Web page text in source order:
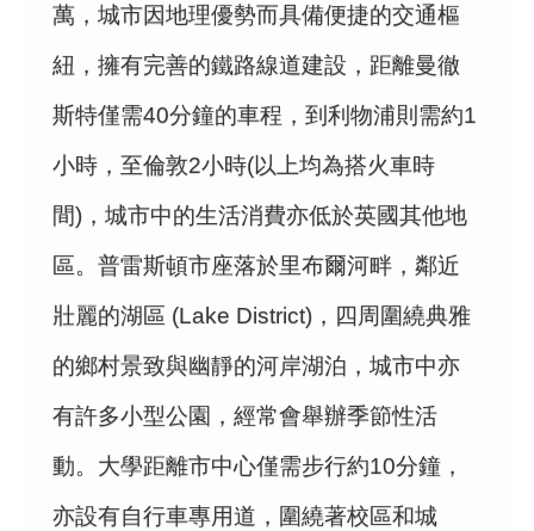
萬，城市因地理優勢而具備便捷的交通樞
紐，擁有完善的鐵路線道建設，距離曼徹
斯特僅需40分鐘的車程，到利物浦則需約1
小時，至倫敦2小時(以上均為搭火車時
間)，城市中的生活消費亦低於英國其他地
區。普雷斯頓市座落於里布爾河畔，鄰近
壯麗的湖區 (Lake District)，四周圍繞典雅
的鄉村景致與幽靜的河岸湖泊，城市中亦
有許多小型公園，經常會舉辦季節性活
動。大學距離市中心僅需步行約10分鐘，
亦設有自行車專用道，圍繞著校區和城